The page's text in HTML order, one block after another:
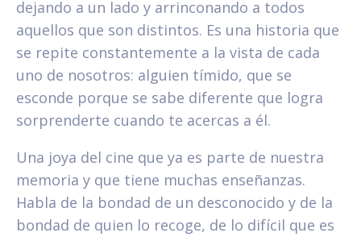
dejando a un lado y arrinconando a todos
aquellos que son distintos. Es una historia que
se repite constantemente a la vista de cada
uno de nosotros: alguien tímido, que se
esconde porque se sabe diferente que logra
sorprenderte cuando te acercas a él.
Una joya del cine que ya es parte de nuestra
memoria y que tiene muchas enseñanzas.
Habla de la bondad de un desconocido y de la
bondad de quien lo recoge, de lo difícil que es